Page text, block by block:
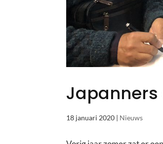
18 januari 2020 Nieuws